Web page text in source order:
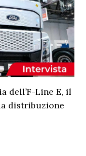
dell’F-Line E, il
distribuzione